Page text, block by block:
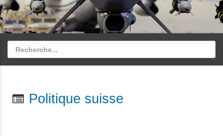
Politique suisse